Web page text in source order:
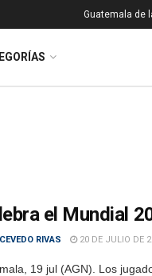
Guatemala de
el Mundial
RIVAS 20 DE JULIO DE
19 jul (AGN). Los